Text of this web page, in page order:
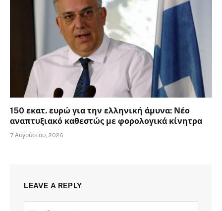
150 εκατ. ευρώ για την ελληνική άμυνα: Νέο
αναπτυξιακό καθεστώς με φορολογικά κίνητρα
7 Αυγούστου, 2026
LEAVE A REPLY